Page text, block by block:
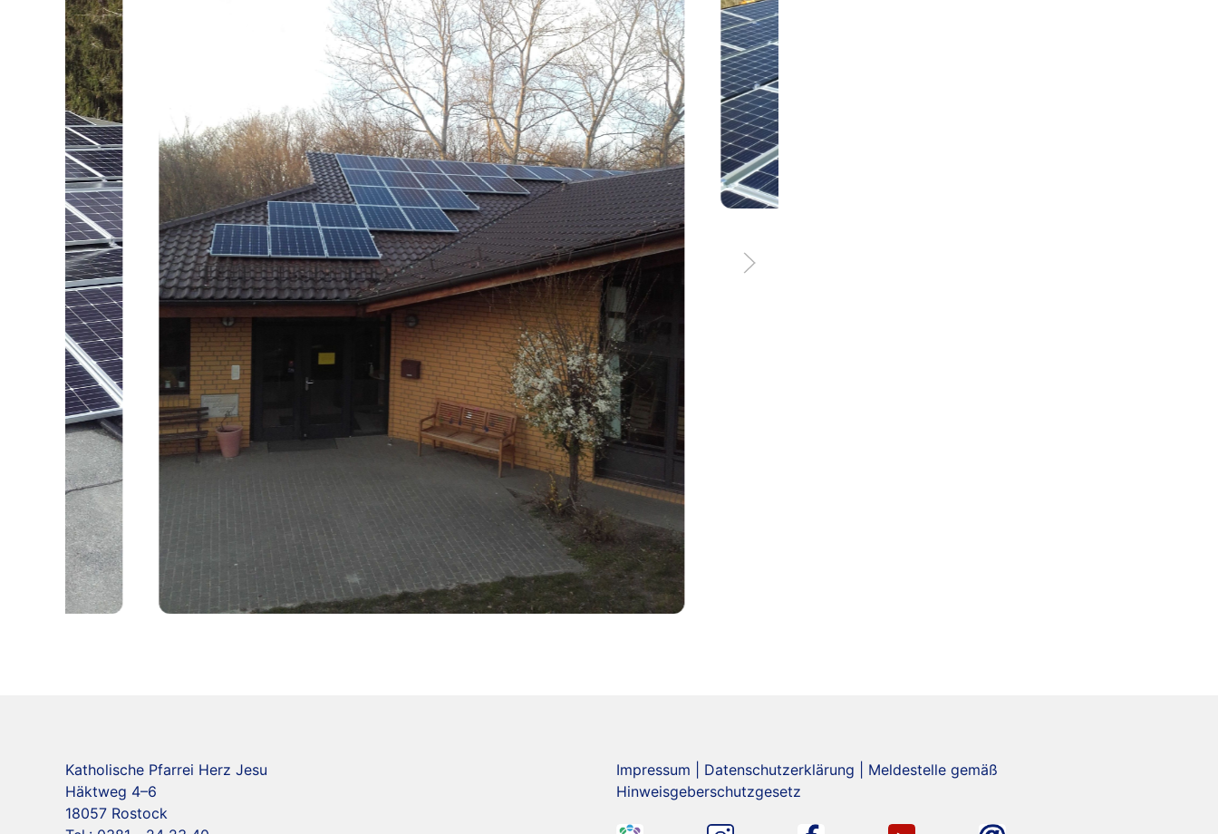
Katholische Pfarrei Herz Jesu
Häktweg 4–6
18057 Rostock
Impressum Datenschutzerklärung
Meldestelle gemäß
Hinweisgeberschutzgesetz